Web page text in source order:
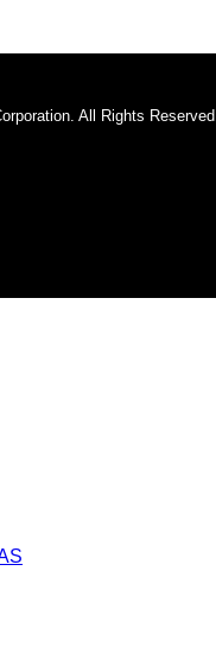
All Rights Reserved.